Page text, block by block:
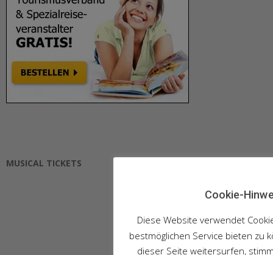
MUSICAL TICKETS
Cookie-
Diese Website verwendet
bestmöglichen Service bieten zu
dieser Seite weitersurfen,